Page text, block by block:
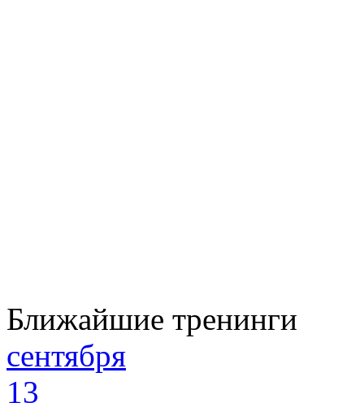
Ближайшие тренинги
сентября
13